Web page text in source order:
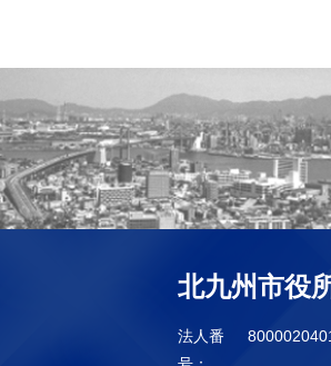
北九州市役
法人番